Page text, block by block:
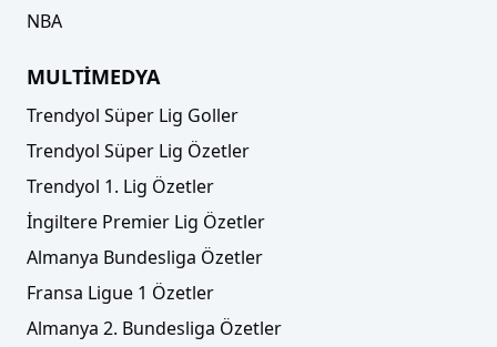
NBA
MULTİMEDYA
Trendyol Süper Lig Goller
Trendyol Süper Lig Özetler
Trendyol 1. Lig Özetler
İngiltere Premier Lig Özetler
Almanya Bundesliga Özetler
Fransa Ligue 1 Özetler
Almanya 2. Bundesliga Özetler